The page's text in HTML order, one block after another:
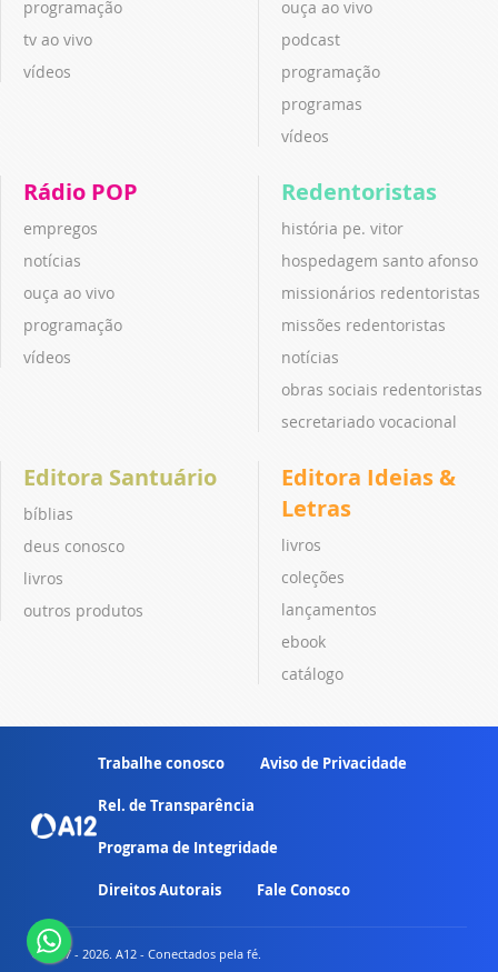
programação
tv ao vivo
vídeos
ouça ao vivo
podcast
programação
programas
vídeos
Rádio POP
empregos
notícias
ouça ao vivo
programação
vídeos
Redentoristas
história pe. vitor
hospedagem santo afonso
missionários redentoristas
missões redentoristas
notícias
obras sociais redentoristas
secretariado vocacional
Editora Santuário
bíblias
deus conosco
livros
outros produtos
Editora Ideias &
Letras
livros
coleções
lançamentos
ebook
catálogo
Trabalhe conosco Aviso de Privacidade
Rel. de Transparência
Programa de Integridade
Direitos Autorais Fale Conosco
© 2007 - 2026. A12 - Conectados pela fé.